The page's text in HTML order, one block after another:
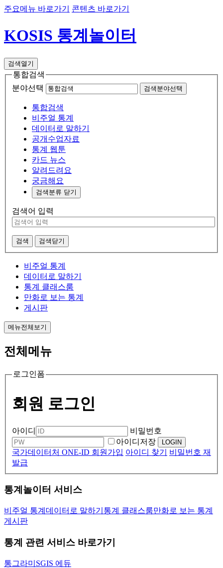
주요메뉴 바로가기 콘텐츠 바로가기
KOSIS 통계놀이터
검색열기
통합검색
분야선택
검색분야선택
통합검색
비주얼 통계
데이터로 말하기
공개수업자료
통계 웹툰
카드 뉴스
알려드려요
궁금해요
검색분류 닫기
검색어 입력
검색 검색닫기
비주얼 통계
데이터로 말하기
통계 클래스룸
만화로 보는 통계
게시판
메뉴전체보기
전체메뉴
로그인폼
회원 로그인
아이디
비밀번호
아이디저장
LOGIN
국가데이터처 ONE-ID 회원가입 아이디 찾기
비밀번호 재
발급
통계놀이터 서비스
비주얼 통계 데이터로 말하기 통계 클래스룸만화로 보는 통계
게시판
통계 관련 서비스 바로가기
통그라미 SGIS 에듀